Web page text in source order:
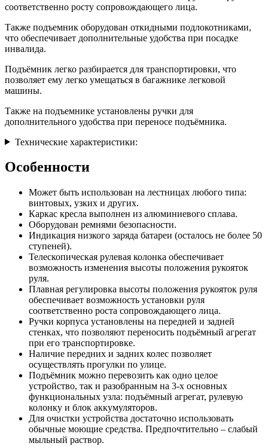
соответственно росту сопровождающего лица.
Также подъемник оборудован откидными подлокотниками,
что обеспечивает дополнительные удобства при посадке
инвалида.
Подъёмник легко разбирается для транспортировки, что
позволяет ему легко умещаться в багажнике легковой
машины.
Также на подъемнике установлены ручки для
дополнительного удобства при переносе подъёмника.
Технические характеристики:
Особенности
Может быть использован на лестницах любого типа:
винтовых, узких и других.
Каркас кресла выполнен из алюминиевого сплава.
Оборудован ремнями безопасности.
Индикация низкого заряда батареи (осталось не более 50
ступеней).
Телескопическая рулевая колонка обеспечивает
возможность изменения высоты положения рукояток
руля.
Плавная регулировка высоты положения рукояток руля
обеспечивает возможность установки руля
соответственно роста сопровождающего лица.
Ручки корпуса установлены на передней и задней
стенках, что позволяют переносить подъёмный агрегат
при его транспортировке.
Наличие передних и задних колес позволяет
осуществлять прогулки по улице.
Подъёмник можно перевозить как одно целое
устройство, так и разобранным на 3-х основных
функциональных узла: подъёмный агрегат, рулевую
колонку и блок аккумуляторов.
Для очистки устройства достаточно использовать
обычные моющие средства. Предпочтительно – слабый
мыльный раствор.